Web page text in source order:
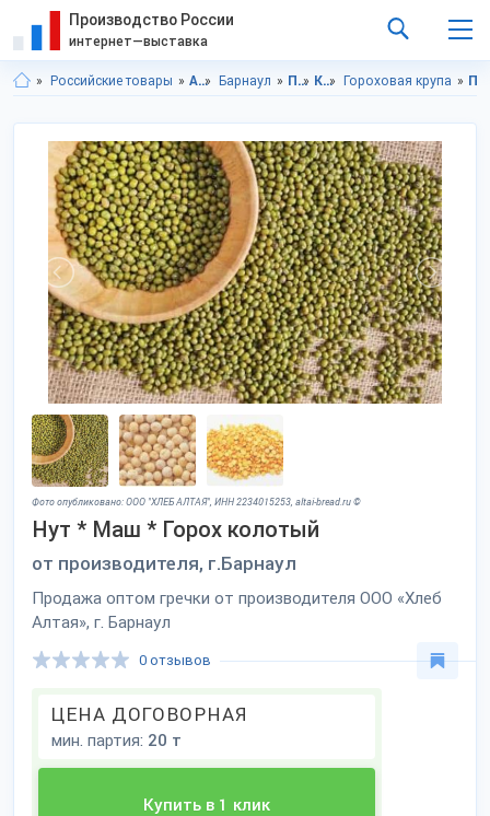
Производство России
интернет—выставка
Российские товары Алтайский край Барнаул Продукты питания Крупы Гороховая крупа
Фото опубликовано: ООО "ХЛЕБ АЛТАЯ", ИНН 2234015253, altai-bread.ru ©
Нут * Маш * Горох колотый
от производителя, г.Барнаул
Продажа оптом гречки от производителя ООО «Хлеб
Алтая», г. Барнаул
ЦЕНА ДОГОВОРНАЯ
мин. партия: 20 т
Купить в 1 клик
0 отзывов